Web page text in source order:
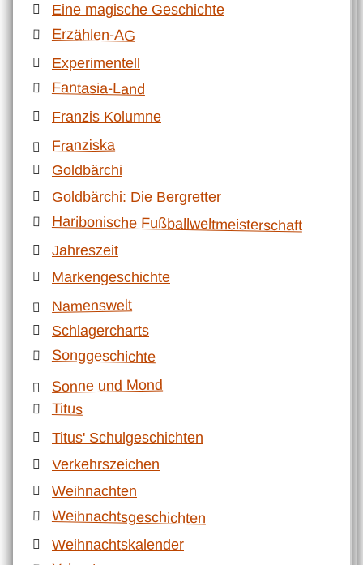
Eine magische Geschichte
Erzählen-AG
Experimentell
Fantasia-Land
Franzis Kolumne
Franziska
Goldbärchi
Goldbärchi: Die Bergretter
Haribonische Fußballweltmeisterschaft
Jahreszeit
Markengeschichte
Namenswelt
Schlagercharts
Songgeschichte
Sonne und Mond
Titus
Titus' Schulgeschichten
Verkehrszeichen
Weihnachten
Weihnachtsgeschichten
Weihnachtskalender